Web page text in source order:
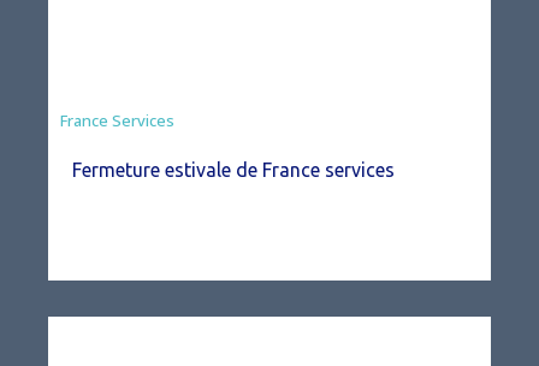
France Services
Fermeture estivale de France services